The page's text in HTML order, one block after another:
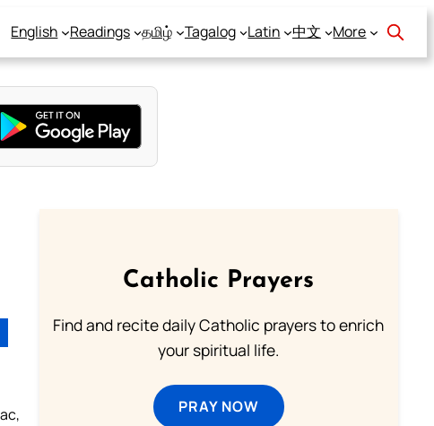
English Readings தமிழ் Tagalog Latin 中文 More
Catholic Prayers
Find and recite daily Catholic prayers to enrich
your spiritual life.
PRAY NOW